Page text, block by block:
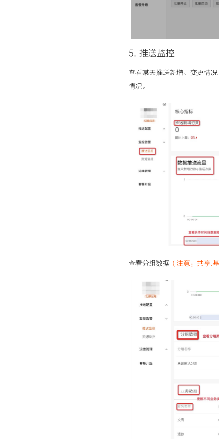
5. 推送监控
查看某天推送新增、变更情
情况。
查看分组数据 （ 注意：共享.